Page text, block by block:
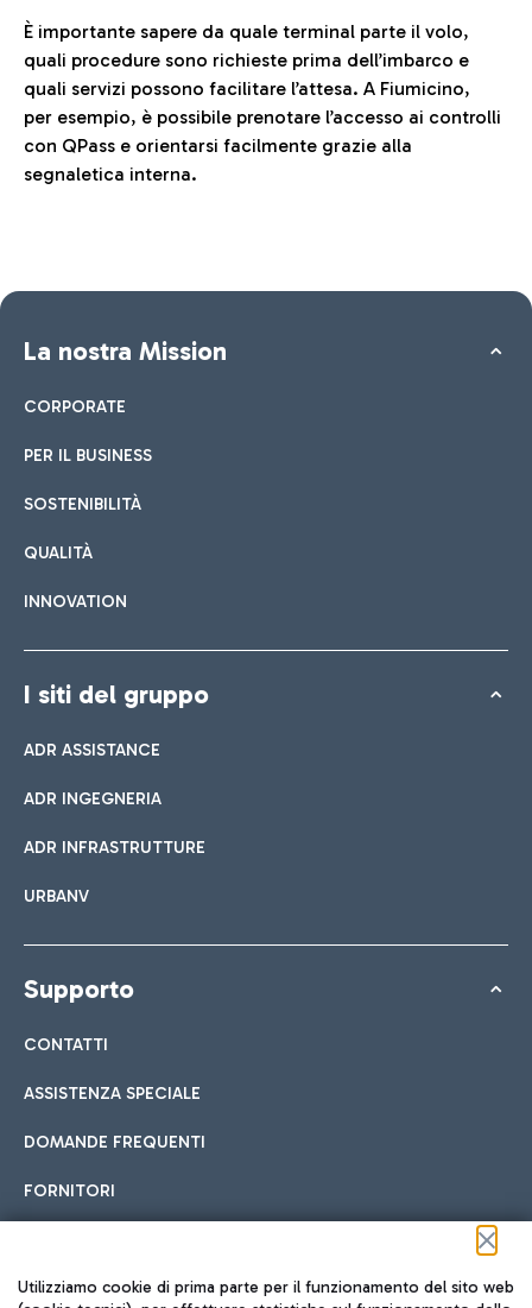
È importante sapere da quale terminal parte il volo,
quali procedure sono richieste prima dell’imbarco e
quali servizi possono facilitare l’attesa. A Fiumicino,
per esempio, è possibile prenotare l’accesso ai controlli
con QPass e orientarsi facilmente grazie alla
segnaletica interna.
La nostra Mission
CORPORATE
PER IL BUSINESS
SOSTENIBILITÀ
QUALITÀ
INNOVATION
I siti del gruppo
ADR ASSISTANCE
ADR INGEGNERIA
ADR INFRASTRUTTURE
URBANV
Supporto
CONTATTI
ASSISTENZA SPECIALE
DOMANDE FREQUENTI
FORNITORI
Seguici sui social
Utilizziamo cookie di prima parte per il funzionamento del sito web